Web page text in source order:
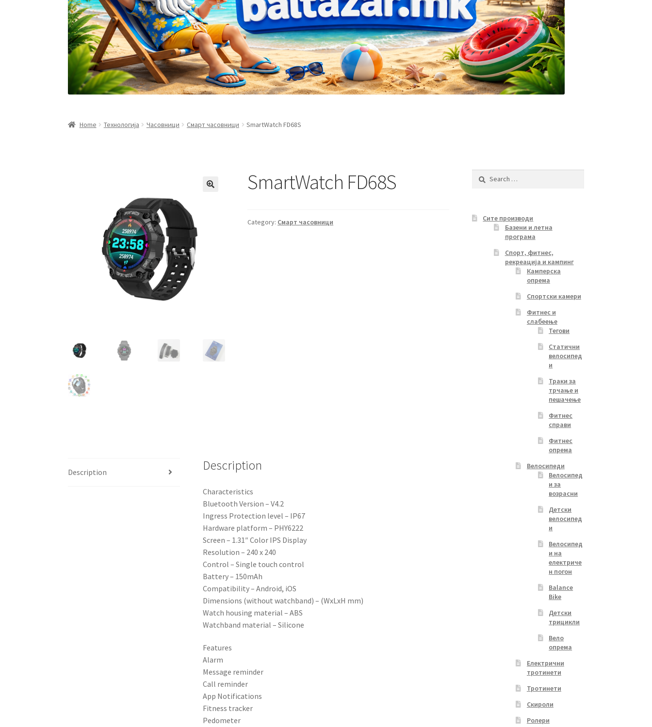
Home Технологија Часовници Смарт часовници SmartWatch FD68S
SmartWatch FD68S
Category: Смарт часовници
Description Description
Characteristics
Bluetooth Version – V4.2
Ingress Protection level – IP67
Hardware platform – PHY6222
Screen – 1.31″ Color IPS Display
Resolution – 240 x 240
Control – Single touch control
Battery – 150mAh
Compatibility – Android, iOS
Dimensions (without watchband) – (WxLxH mm)
Watch housing material – ABS
Watchband material – Silicone
Features
Alarm
Message reminder
Call reminder
App Notifications
Fitness tracker
Pedometer
Search
Сите производи
Базени и летна
програма
Спорт, фитнес,
рекреација и кампинг
Камперска
опрема
Спортски камери
Фитнес и
слабеење
Тегови
Статични
велосипед
и
Траки за
трчање и
пешачење
Фитнес
справи
Фитнес
опрема
Велосипеди
Велосипед
и за
возрасни
Детски
велосипед
и
Велосипед
и на
електриче
н погон
Balance
Bike
Детски
трицикли
Вело
опрема
Електрични
тротинети
Тротинети
Скироли
Ролери